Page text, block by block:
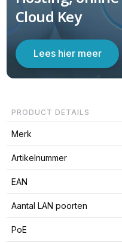
Cloud Key
Lees hier meer
PRODUCT DETAILS
Merk
Artikelnummer
EAN
Aantal LAN poorten
PoE